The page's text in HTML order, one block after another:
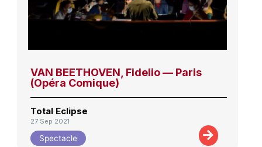
VAN BEETHOVEN, Fidelio — Paris
(Opéra Comique)
Total Eclipse
27 Sep 2021
Spectacle